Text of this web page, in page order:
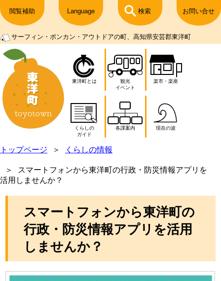
閲覧補助 Language 検索 お問い合せ
サーフィン・ポンカン・アウトドアの町、高知県安芸郡東洋町
東洋町とは
観光
イベント
楽市・楽座
くらしの
ガイド
各課案内 現在の波
トップページ くらしの情報
スマートフォンから東洋町の行政・防災情報アプリを
活用しませんか？
スマートフォンから東洋町の
行政・防災情報アプリを活用
しませんか？